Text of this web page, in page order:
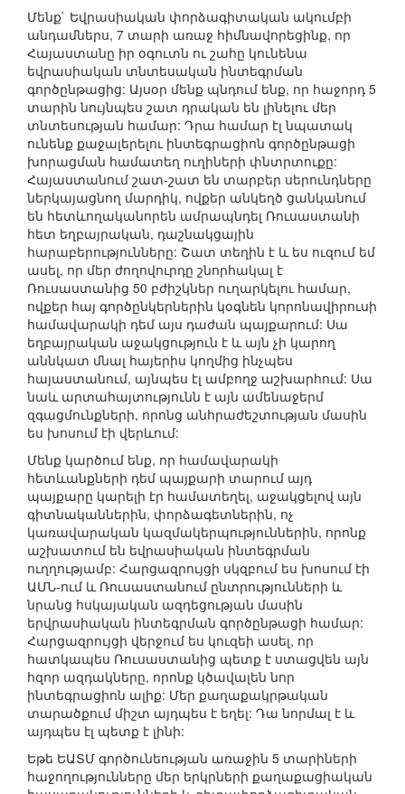
Մենք` Եվրասիական փորձագիտական ակումբի
անդամներս, 7 տարի առաջ հիմնավորեցինք, որ
Հայաստանը իր օգուտն ու շահը կունենա
եվրասիական տնտեսական ինտեգրման
գործընթացից: Այսօր մենք պնդում ենք, որ հաջորդ 5
տարին նույնպես շատ դրական են լինելու մեր
տնտեսության համար: Դրա համար էլ նպատակ
ունենք քաջալերելու ինտեգրացիոն գործընթացի
խորացման համատեղ ուղիների փնտրտուքը:
Հայաստանում շատ-շատ են տարբեր սերունդները
ներկայացնող մարդիկ, ովքեր անկեղծ ցանկանում
են հետևողականորեն ամրապնդել Ռուսաստանի
հետ եղբայրական, դաշնակցային
հարաբերությունները: Շատ տեղին է և ես ուզում եմ
ասել, որ մեր ժողովուրդը շնորհակալ է
Ռուսաստանից 50 բժիշկներ ուղարկելու համար,
ովքեր հայ գործընկերներին կօգնեն կորոնավիրուսի
համավարակի դեմ այս դաժան պայքարում: Սա
եղբայրական աջակցություն է և այն չի կարող
աննկատ մնալ հայերիս կողմից ինչպես
հայաստանում, այնպես էլ ամբողջ աշխարհում: Սա
նաև արտահայտությունն է այն ամենաջերմ
զգացմունքների, որոնց անհրաժեշտության մասին
ես խոսում էի վերևում:
Մենք կարծում ենք, որ համավարակի
հետևանքների դեմ պայքարի տարում այդ
պայքարը կարելի էր համատեղել, աջակցելով այն
գիտնականներին, փորձագետներին, ոչ
կառավարական կազմակերպություններին, որոնք
աշխատում են եվրասիական ինտեգրման
ուղղությամբ: Հարցազրույցի սկզբում ես խոսում էի
ԱՄՆ-ում և Ռուսաստանում ընտրությունների և
նրանց հսկայական ազդեցության մասին
երվրասիական ինտեգրման գործընթացի համար:
Հարցազրույցի վերջում ես կուզեի ասել, որ
հատկապես Ռուսաստանից պետք է ստացվեն այն
հզոր ազդակները, որոնք կծավալեն նոր
ինտեգրացիոն ալիք: Մեր քաղաքակրթական
տարածքում միշտ այդպես է եղել: Դա նորմալ է և
այդպես էլ պետք է լինի:
Եթե ԵԱՏՄ գործունեության առաջին 5 տարիների
հաջողությունները մեր երկրների քաղաքացիական